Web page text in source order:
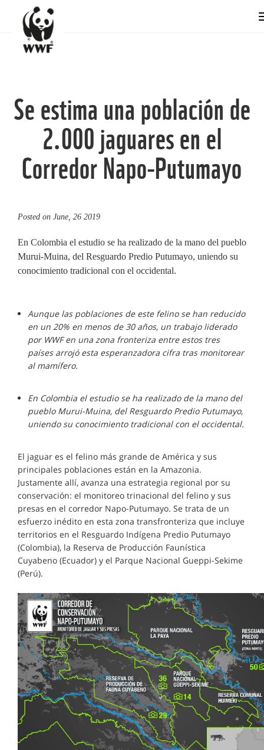
Se estima una población de
2.000 jaguares en el
Corredor Napo-Putumayo
Posted on June, 26 2019
En Colombia el estudio se ha realizado de la mano del pueblo
Murui-Muina, del Resguardo Predio Putumayo, uniendo su
conocimiento tradicional con el occidental.
Aunque las poblaciones de este felino se han reducido
en un 20% en menos de 30 años, un trabajo liderado
por WWF en una zona fronteriza entre estos tres
países arrojó esta esperanzadora cifra tras monitorear
al mamífero.
En Colombia el estudio se ha realizado de la mano del
pueblo Murui-Muina, del Resguardo Predio Putumayo,
uniendo su conocimiento tradicional con el occidental.
El jaguar es el felino más grande de América y sus
principales poblaciones están en la Amazonia.
Justamente allí, avanza una estrategia regional por su
conservación: el monitoreo trinacional del felino y sus
presas en el corredor Napo-Putumayo. Se trata de un
esfuerzo inédito en esta zona transfronteriza que incluye
territorios en el Resguardo Indígena Predio Putumayo
(Colombia), la Reserva de Producción Faunística
Cuyabeno (Ecuador) y el Parque Nacional Gueppi-Sekime
(Perú).